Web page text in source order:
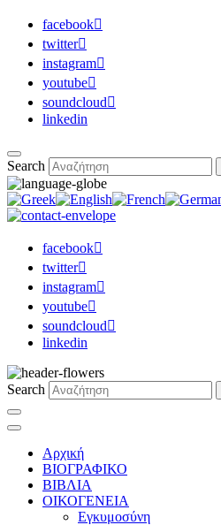
facebook
twitter
instagram
youtube
soundcloud
linkedin
Search
facebook
twitter
instagram
youtube
soundcloud
linkedin
Search
Αρχική
ΒΙΟΓΡΑΦΙΚΟ
ΒΙΒΛΙΑ
ΟΙΚΟΓΕΝΕΙΑ
Εγκυμοσύνη